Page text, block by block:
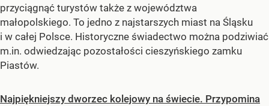
przyciągnąć turystów także z województwa
małopolskiego. To jedno z najstarszych miast na Śląsku
i w całej Polsce. Historyczne świadectwo można podziwiać
m.in. odwiedzając pozostałości cieszyńskiego zamku
Piastów.
Najpiękniejszy dworzec kolejowy na świecie. Przypomina